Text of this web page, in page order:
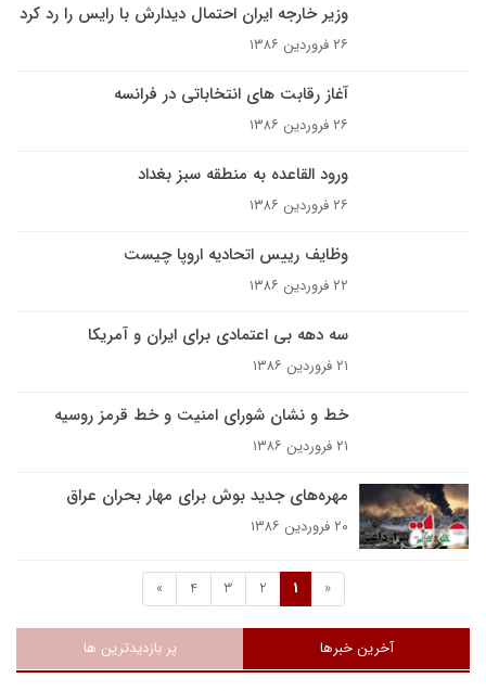
وزیر خارجه ایران احتمال دیدارش با رایس را رد کرد
۲۶ فروردین ۱۳۸۶
آغاز رقابت های انتخاباتی در فرانسه
۲۶ فروردین ۱۳۸۶
ورود القاعده به منطقه سبز بغداد
۲۶ فروردین ۱۳۸۶
وظايف رییس اتحادیه اروپا چيست
۲۲ فروردین ۱۳۸۶
سه دهه بى اعتمادى براى ايران و آمريکا
۲۱ فروردین ۱۳۸۶
خط و نشان شوراى امنيت و خط قرمز روسيه
۲۱ فروردین ۱۳۸۶
مهره‌هاى جديد بوش براى مهار بحران عراق
۲۰ فروردین ۱۳۸۶
«
1
2
3
4
»
آخرین خبرها پر بازدیدترین ها